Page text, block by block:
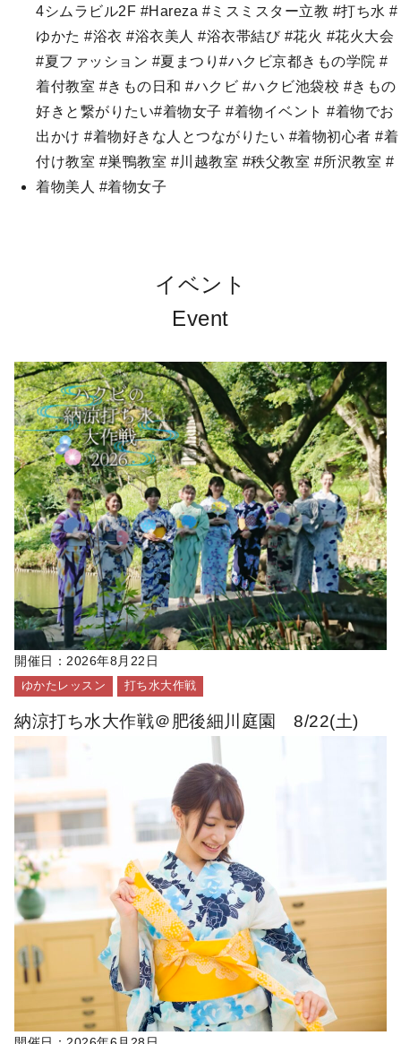
イベント
Event
開催日： 2026年8月22日
ゆかたレッスン 打ち水大作戦
納涼打ち水大作戦＠肥後細川庭園 8/22(土)